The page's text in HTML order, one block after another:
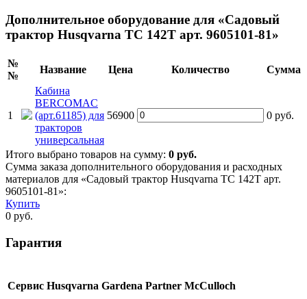
Дополнительное оборудование для «Садовый
трактор Husqvarna TC 142T арт. 9605101-81»
№
№
Название Цена Количество Сумма
1
Кабина
BERCOMAC
(арт.61185) для
тракторов
универсальная
56900 0 руб.
Итого выбрано товаров на сумму: 0 руб.
Сумма заказа дополнительного оборудования и расходных
материалов для «Садовый трактор Husqvarna TC 142T арт.
9605101-81»:
Купить
0 руб.
Гарантия
Сервис Husqvarna Gardena Partner McCulloch